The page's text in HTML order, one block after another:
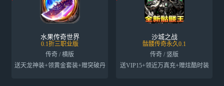
水果传奇世界
0.1折三职业版
传奇 / 横版
送天龙神装+领黄金套装+赠突破丹
沙城之战
骷髅传奇永久0.1
传奇 / 竖版
送VIP15+领近万真充+赠炫酷时装